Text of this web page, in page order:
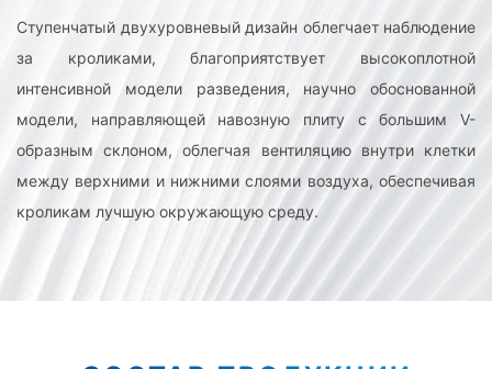
Ступенчатый двухуровневый дизайн облегчает наблюдение
за кроликами, благоприятствует высокоплотной
интенсивной модели разведения, научно обоснованной
модели, направляющей навозную плиту с большим V-
образным склоном, облегчая вентиляцию внутри клетки
между верхними и нижними слоями воздуха, обеспечивая
кроликам лучшую окружающую среду.